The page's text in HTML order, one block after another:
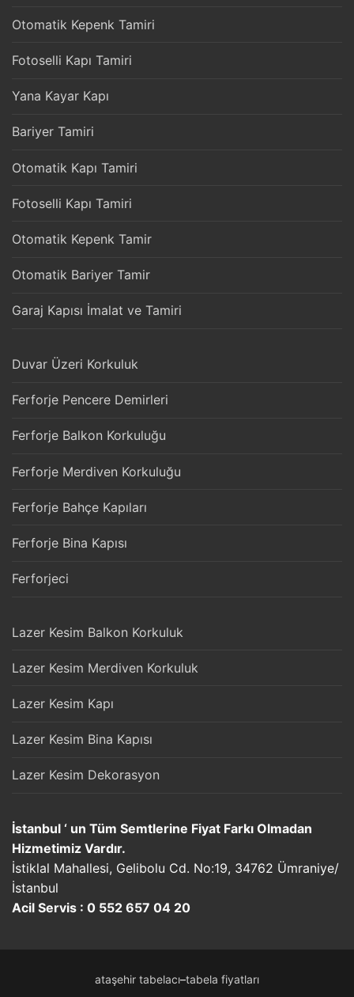
Otomatik Kepenk Tamiri
Fotoselli Kapı Tamiri
Yana Kayar Kapı
Bariyer Tamiri
Otomatik Kapı Tamiri
Fotoselli Kapı Tamiri
Otomatik Kepenk Tamir
Otomatik Bariyer Tamir
Garaj Kapısı İmalat ve Tamiri
Duvar Üzeri Korkuluk
Ferforje Pencere Demirleri
Ferforje Balkon Korkuluğu
Ferforje Merdiven Korkuluğu
Ferforje Bahçe Kapıları
Ferforje Bina Kapısı
Ferforjeci
Lazer Kesim Balkon Korkuluk
Lazer Kesim Merdiven Korkuluk
Lazer Kesim Kapı
Lazer Kesim Bina Kapısı
Lazer Kesim Dekorasyon
İstanbul ‘ un Tüm Semtlerine Fiyat Farkı Olmadan
Hizmetimiz Vardır.
İstiklal Mahallesi, Gelibolu Cd. No:19, 34762 Ümraniye/
İstanbul
Acil Servis : 0 552 657 04 20
ataşehir tabelacı–tabela fiyatları